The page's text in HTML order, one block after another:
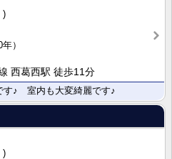
年）
西葛西駅 徒歩11分
す♪ 室内も大変綺麗です♪